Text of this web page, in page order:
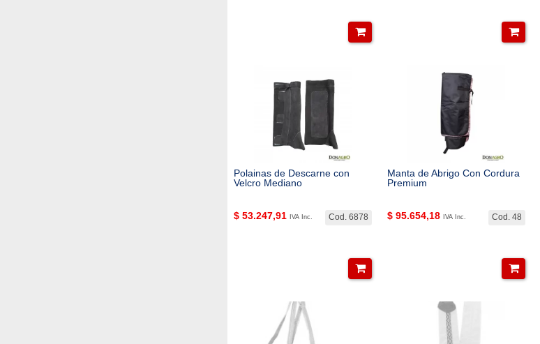
Polainas de Descarne con
Velcro Mediano
Cod. 6878
$ 53.247,91 IVA Inc.
Manta de Abrigo Con Cordura
Premium
Cod. 48
$ 95.654,18 IVA Inc.